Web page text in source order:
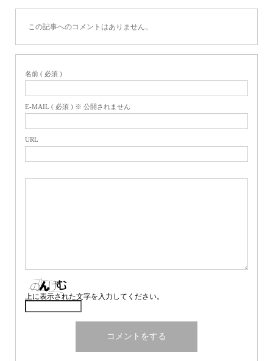
この記事へのコメントはありません。
名前 ( 必須 )
E-MAIL ( 必須 ) ※ 公開されません
URL
上に表示された文字を入力してください。